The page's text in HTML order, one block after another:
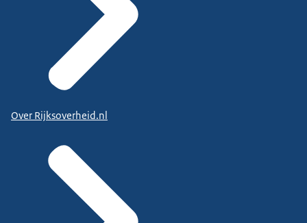
Over Rijksoverheid.nl